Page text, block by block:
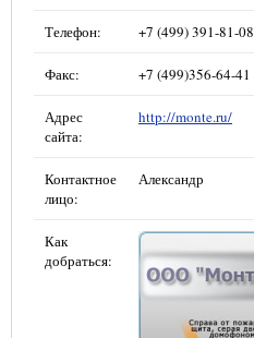
Телефон: +7 (499) 391-81-08
Факс: +7 (499)356-64-41
Адрес
сайта:
http://monte.ru/
Контактное
лицо:
Александр
Как
добраться: